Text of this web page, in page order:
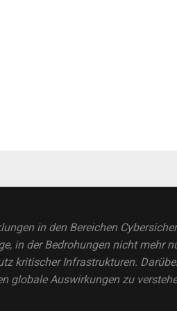
in den Bereichen
in der Bedrohungen nicht mehr
kritischer Infrastrukturen.
globale Auswirkungen zu